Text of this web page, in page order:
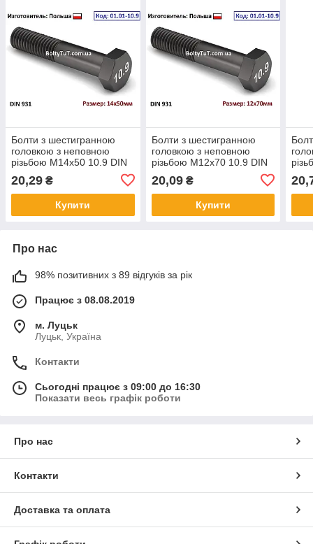
Болти з шестигранною
головкою з неповною
різьбою М14х50 10.9 DIN
20,29 ₴
Купити
Болти з шестигранною
головкою з неповною
різьбою М12х70 10.9 DIN
20,09₴
Купити
Про нас
98% позитивних з 89 відгуків за рік
Працює з 08.08.2019
м. Луцьк
Луцьк, Україна
Контакти
Сьогодні працює з 09:00 до 16:30
Показати весь графік роботи
Про нас
Контакти
Доставка та оплата